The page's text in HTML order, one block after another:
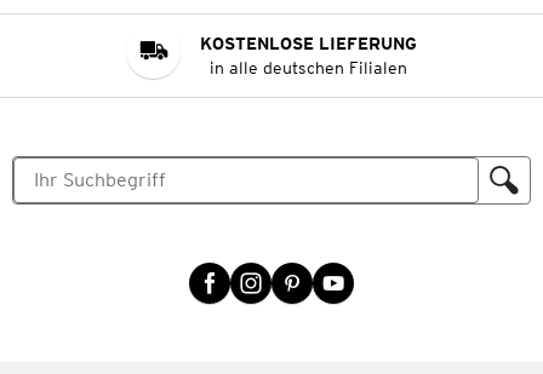
KOSTENLOSE LIEFERUNG
in alle deutschen Filialen